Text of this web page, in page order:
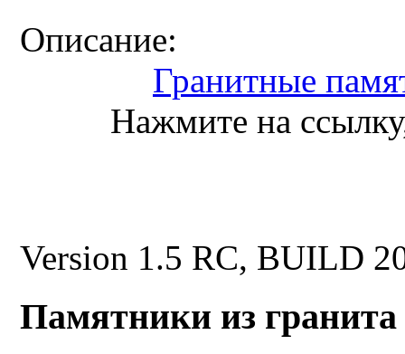
Описание:
Гранитные
Нажмите на
Version 1.5 RC, BUILD
Памятники из гранита